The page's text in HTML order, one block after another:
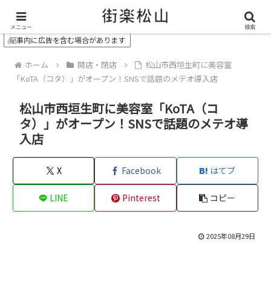
＼ 松山の街を“オモシロク”する地域情報メディア ／
記事内に広告を含む場合があります
ホーム 開店・閉店
松山市西垣生町に美容室
「KoTA（コタ）」がオープン！SNSで話題のメテオ導入店
松山市西垣生町に美容室「KoTA（コ
タ）」がオープン！SNSで話題のメテオ導
入店
X Facebook はてブ
LINE Pinterest コピー
2025年08月29日
メニュー 検索